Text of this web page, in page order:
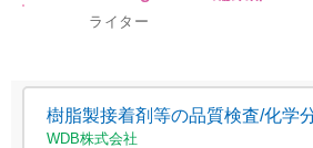
ライター
樹脂製接着剤等の品質検査/化学
WDB株式会社